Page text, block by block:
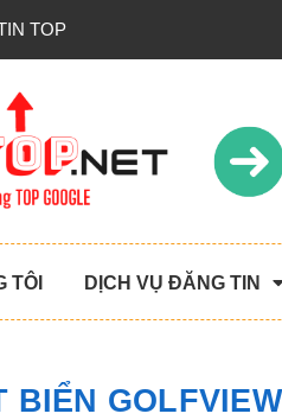
TOP
TÔI DỊCH VỤ ĐĂNG TIN
BIỂN